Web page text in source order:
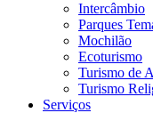
Intercâmbio
Parques
Mochilão
Ecoturismo
Turismo de
Turismo
Serviços